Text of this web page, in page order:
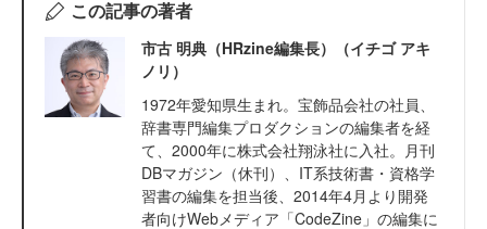
この記事の著者
市古 明典（HRzine編集長）（イチゴ アキ
ノリ）
1972年愛知県生まれ。宝飾品会社の社員、
辞書専門編集プロダクションの編集者を経
て、2000年に株式会社翔泳社に入社。月刊
DBマガジン（休刊）、IT系技術書・資格学
習書の編集を担当後、2014年4月より開発
者向けWebメディア「CodeZine」の編集に